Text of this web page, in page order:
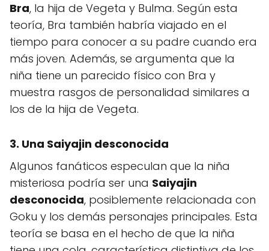
Bra, la hija de Vegeta y Bulma. Según esta
teoría, Bra también habría viajado en el
tiempo para conocer a su padre cuando era
más joven. Además, se argumenta que la
niña tiene un parecido físico con Bra y
muestra rasgos de personalidad similares a
los de la hija de Vegeta.
3. Una Saiyajin desconocida
Algunos fanáticos especulan que la niña
misteriosa podría ser una Saiyajin
desconocida, posiblemente relacionada con
Goku y los demás personajes principales. Esta
teoría se basa en el hecho de que la niña